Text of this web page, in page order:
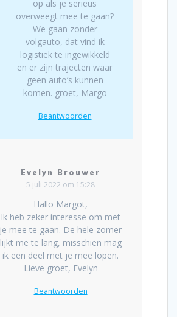
op als je serieus
overweegt mee te gaan?
We gaan zonder
volgauto, dat vind ik
logistiek te ingewikkeld
en er zijn trajecten waar
geen auto’s kunnen
komen. groet, Margo
Beantwoorden
Evelyn Brouwer
5 juli 2022 om 15:28
Hallo Margot,
Ik heb zeker interesse om met
je mee te gaan. De hele zomer
lijkt me te lang, misschien mag
ik een deel met je mee lopen.
Lieve groet, Evelyn
Beantwoorden